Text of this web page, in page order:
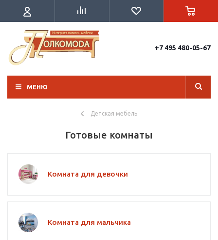
+7 495 480-05-67
МЕНЮ
Детская мебель
Готовые комнаты
Комната для девочки
Комната для мальчика